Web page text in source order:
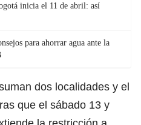
inicia el 11 de abril: así
para ahorrar agua ante la
dos localidades y el
que el sábado 13 y